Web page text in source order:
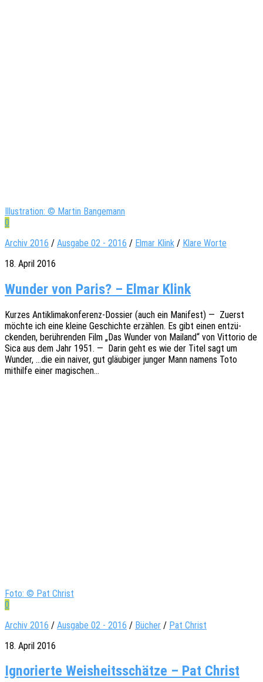
Illustration: © Martin Bangemann
0
Archiv 2016 / Ausgabe 02 - 2016 / Elmar Klink / Klare Worte
18. April 2016
Wun­der von Paris? – Elmar Klink
Kurzes Anti­k­li­­ma­­kon­­­fe­­renz-Dossier (auch ein Mani­fest) — Zuerst
möchte ich eine kleine Geschich­te erzäh­len. Es gibt einen entzü­
cken­den, berüh­ren­den Film „Das Wunder von Mailand“ von Vitto­rio de
Sica aus dem Jahr 1951. — Darin geht es wie der Titel sagt um
Wunder, …die ein naiver, gut gläu­bi­ger junger Mann namens Toto
mithil­fe einer magischen…
Foto: © Pat Christ
0
Archiv 2016 / Ausgabe 02 - 2016 / Bücher / Pat Christ
18. April 2016
Igno­rierte Weis­heits­schätze – Pat Christ